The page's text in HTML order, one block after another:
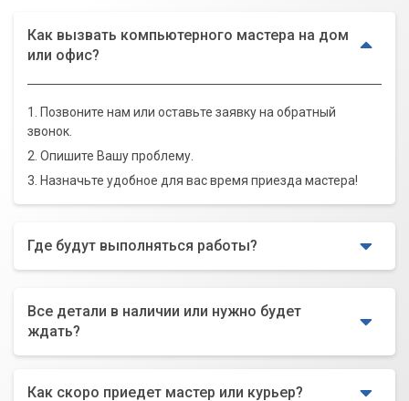
Как вызвать компьютерного мастера на дом
или офис?
1. Позвоните нам или оставьте заявку на обратный
звонок.
2. Опишите Вашу проблему.
3. Назначьте удобное для вас время приезда мастера!
Где будут выполняться работы?
Все детали в наличии или нужно будет
ждать?
Как скоро приедет мастер или курьер?